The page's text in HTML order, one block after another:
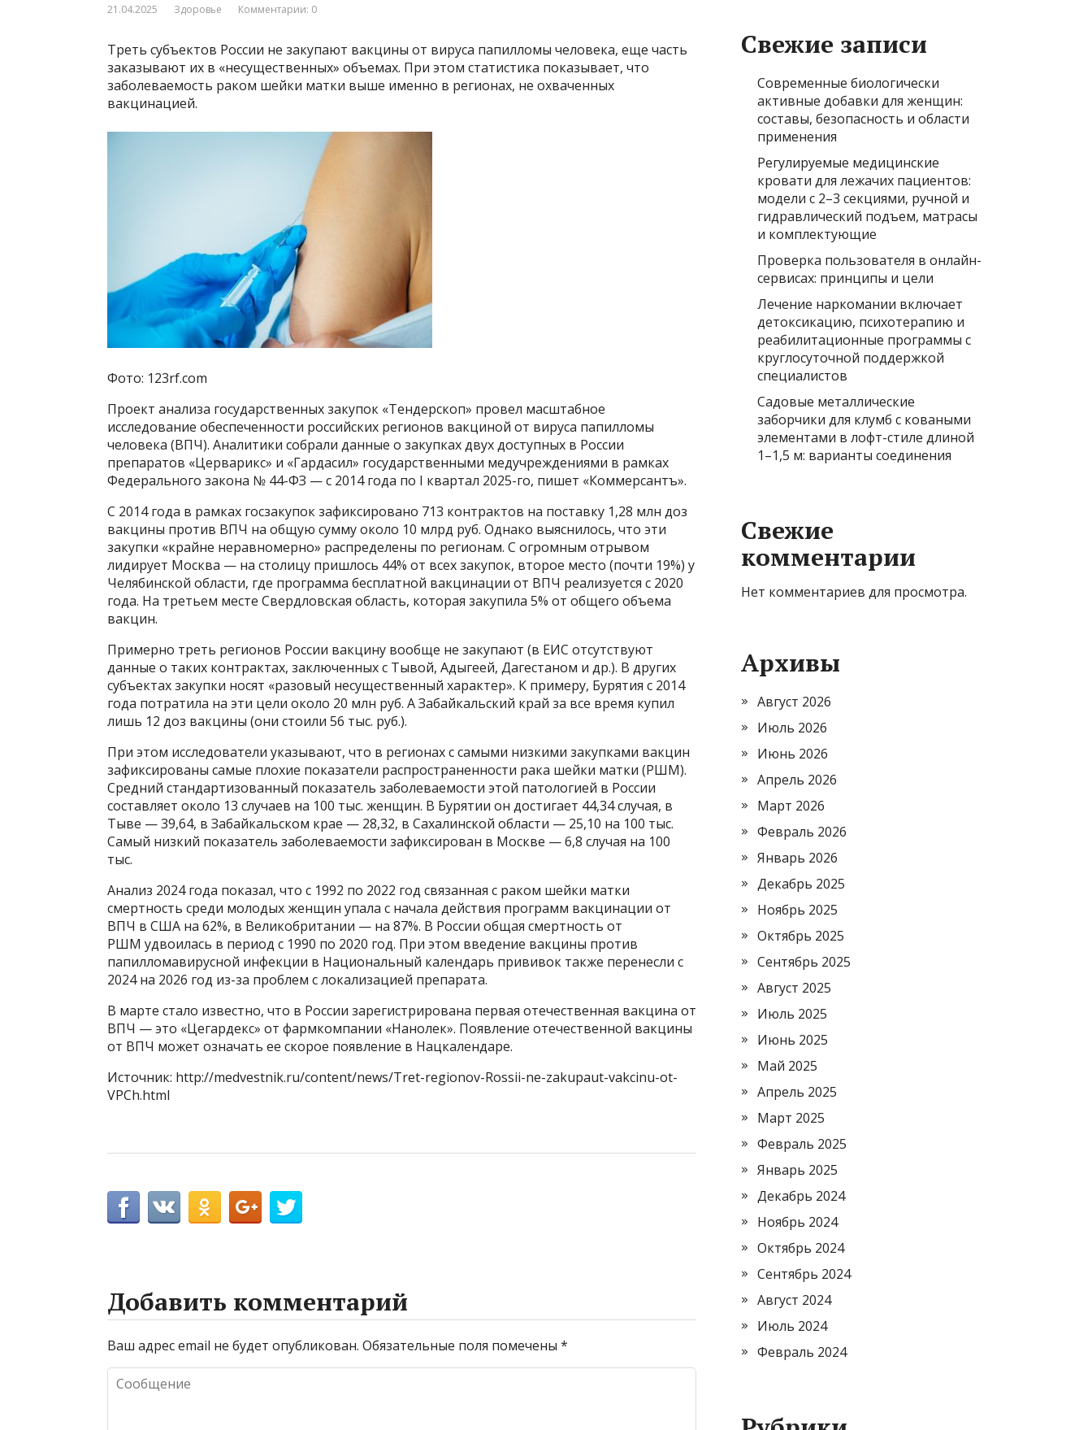
21.04.2025 Здоровье Комментарии: 0
Треть субъектов России не закупают вакцины от вируса папилломы человека, еще часть
заказывают их в «несущественных» объемах. При этом статистика показывает, что
заболеваемость раком шейки матки выше именно в регионах, не охваченных
вакцинацией.
Фото: 123rf.com
Проект анализа государственных закупок «Тендерскоп» провел масштабное
исследование обеспеченности российских регионов вакциной от вируса папилломы
человека (ВПЧ). Аналитики собрали данные о закупках двух доступных в России
препаратов «Церварикс» и «Гардасил» государственными медучреждениями в рамках
Федерального закона № 44-ФЗ — с 2014 года по I квартал 2025-го, пишет «Коммерсантъ».
С 2014 года в рамках госзакупок зафиксировано 713 контрактов на поставку 1,28 млн доз
вакцины против ВПЧ на общую сумму около 10 млрд руб. Однако выяснилось, что эти
закупки «крайне неравномерно» распределены по регионам. С огромным отрывом
лидирует Москва — на столицу пришлось 44% от всех закупок, второе место (почти 19%) у
Челябинской области, где программа бесплатной вакцинации от ВПЧ реализуется с 2020
года. На третьем месте Свердловская область, которая закупила 5% от общего объема
вакцин.
Примерно треть регионов России вакцину вообще не закупают (в ЕИС отсутствуют
данные о таких контрактах, заключенных с Тывой, Адыгеей, Дагестаном и др.). В других
субъектах закупки носят «разовый несущественный характер». К примеру, Бурятия с 2014
года потратила на эти цели около 20 млн руб. А Забайкальский край за все время купил
лишь 12 доз вакцины (они стоили 56 тыс. руб.).
При этом исследователи указывают, что в регионах с самыми низкими закупками вакцин
зафиксированы самые плохие показатели распространенности рака шейки матки (РШМ).
Средний стандартизованный показатель заболеваемости этой патологией в России
составляет около 13 случаев на 100 тыс. женщин. В Бурятии он достигает 44,34 случая, в
Тыве — 39,64, в Забайкальском крае — 28,32, в Сахалинской области — 25,10 на 100 тыс.
Самый низкий показатель заболеваемости зафиксирован в Москве — 6,8 случая на 100
тыс.
Анализ 2024 года показал, что с 1992 по 2022 год связанная с раком шейки матки
смертность среди молодых женщин упала с начала действия программ вакцинации от
ВПЧ в США на 62%, в Великобритании — на 87%. В России общая смертность от
РШМ удвоилась в период с 1990 по 2020 год. При этом введение вакцины против
папилломавирусной инфекции в Национальный календарь прививок также перенесли с
2024 на 2026 год из-за проблем с локализацией препарата.
В марте стало известно, что в России зарегистрирована первая отечественная вакцина от
ВПЧ — это «Цегардекс» от фармкомпании «Нанолек». Появление отечественной вакцины
от ВПЧ может означать ее скорое появление в Нацкалендаре.
Источник: http://medvestnik.ru/content/news/Tret-regionov-Rossii-ne-zakupaut-vakcinu-ot-
VPCh.html
Добавить комментарий
Ваш адрес email не будет опубликован. Обязательные поля помечены *
Свежие записи
Современные биологически
активные добавки для женщин:
составы, безопасность и области
применения
Регулируемые медицинские
кровати для лежачих пациентов:
модели с 2–3 секциями, ручной и
гидравлический подъем, матрасы
и комплектующие
Проверка пользователя в онлайн-
сервисах: принципы и цели
Лечение наркомании включает
детоксикацию, психотерапию и
реабилитационные программы с
круглосуточной поддержкой
специалистов
Садовые металлические
заборчики для клумб с коваными
элементами в лофт-стиле длиной
1–1,5 м: варианты соединения
Свежие
комментарии
Нет комментариев для просмотра.
Архивы
Август 2026
Июль 2026
Июнь 2026
Апрель 2026
Март 2026
Февраль 2026
Январь 2026
Декабрь 2025
Ноябрь 2025
Октябрь 2025
Сентябрь 2025
Август 2025
Июль 2025
Июнь 2025
Май 2025
Апрель 2025
Март 2025
Февраль 2025
Январь 2025
Декабрь 2024
Ноябрь 2024
Октябрь 2024
Сентябрь 2024
Август 2024
Июль 2024
Февраль 2024